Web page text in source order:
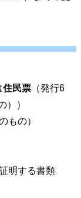
住民票 （発行6
））
もの）
明する書類